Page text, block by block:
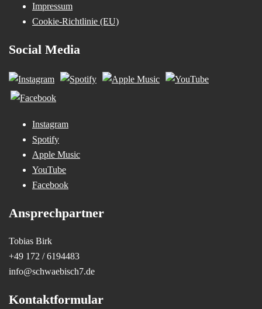
Impressum
Cookie-Richtlinie (EU)
Social Media
Instagram
Spotify
Apple Music
YouTube
Facebook
Ansprechpartner
Tobias Birk
+49 172 / 6194483
info@schwaebisch7.de
Kontaktformular